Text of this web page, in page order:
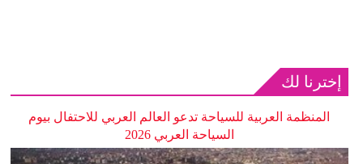
إخترنا لك
المنظمة العربية للسياحة تدعو العالم العربي للاحتفال بيوم
السياحة العربي 2026